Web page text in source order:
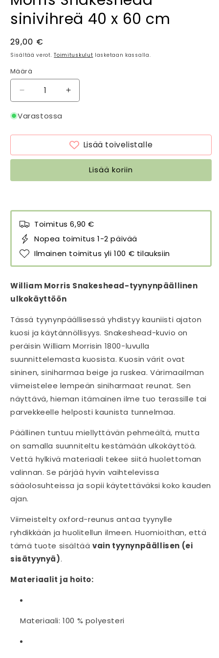
sinivihreä 40 x 60 cm
Normaalihinta
29,00 €
Sisältää verot.Toimituskulut lasketaan kassalla.
Määrä
Määrä
Vähennä
tuotteen
Tyynynpäällinen
sopii
ulkokäyttöön
William
cm
määrää
Lisää
tuotteen
sopii
ulkokäyttöön
William
Morris
cm
määrää
Varastossa
Lisää toivelistalle
Lisää koriin
Toimitus 6,90 €
Nopea toimitus 1-2 päivää
Ilmainen toimitus yli 100 € tilauksiin
William Morris Snakeshead-tyynynpäällinen
ulkokäyttöön
Tässä tyynynpäällisessä yhdistyy kauniisti ajaton
kuosi ja käytännöllisyys. Snakeshead-kuvio on
peräisin William Morrisin 1800-luvulla
suunnittelemasta kuosista. Kuosin värit ovat
sininen, siniharmaa beige ja ruskea. Värimaailman
viimeistelee lempeän siniharmaat reunat. Sen
näyttävä, hieman itämainen ilme tuo terassille tai
parvekkeelle helposti kaunista tunnelmaa.
Päällinen tuntuu miellyttävän pehmeältä, mutta
on samalla suunniteltu kestämään ulkokäyttöä.
Vettä hylkivä materiaali tekee siitä huolettoman
valinnan. Se pärjää hyvin vaihtelevissa
sääolosuhteissa ja sopii käytettäväksi koko kauden
ajan.
Viimeistelty oxford-reunus antaa tyynylle
ryhdikkään ja huolitellun ilmeen. Huomioithan, että
tämä tuote sisältäävain tyynynpäällisen (ei
sisätyynyä).
Materiaalit ja hoito:
Materiaali: 100 % polyesteri